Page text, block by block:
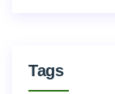
Tags